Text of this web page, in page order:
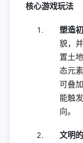
核心游戏玩法
塑造
貌，
置土
态元
可叠
能触
向。
文明